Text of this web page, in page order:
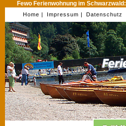
Fewo Ferienwohnung im Schwarzwald:
Home | Impressum | Datenschutz